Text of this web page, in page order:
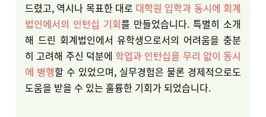
드렸고, 역시나 목표한 대로 대학원 입학과 동시에 회계
법인에서의 인턴십 기회를 만들었습니다. 특별히 소개
해 드린 회계법인에서 유학생으로서의 어려움을 충분
히 고려해 주신 덕분에 학업과 인턴십을 무리 없이 동시
에 병행할 수 있었으며, 실무경험은 물론 경제적으로도
도움을 받을 수 있는 훌륭한 기회가 되었습니다.